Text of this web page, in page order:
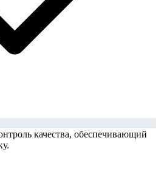
качества, обеспечивающий